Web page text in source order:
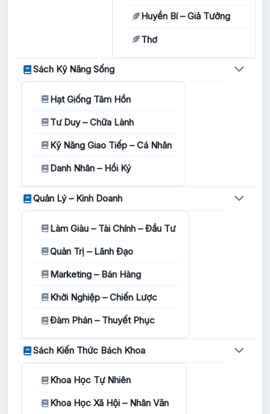
Huyền Bí – Giả Tưởng
Thơ
Sách Kỹ Năng Sống
Hạt Giống Tâm Hồn
Tư Duy – Chữa Lành
Kỹ Năng Giao Tiếp – Cá Nhân
Danh Nhân – Hồi Ký
Quản Lý – Kinh Doanh
Làm Giàu – Tài Chính – Đầu Tư
Quản Trị – Lãnh Đạo
Marketing – Bán Hàng
Khởi Nghiệp – Chiến Lược
Đàm Phán – Thuyết Phục
Sách Kiến Thức Bách Khoa
Khoa Học Tự Nhiên
Khoa Học Xã Hội – Nhân Văn